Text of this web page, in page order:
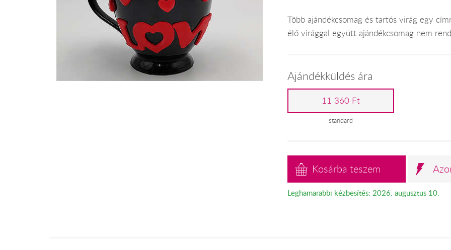
Több ajándékcsomag és tartós virág egy
élő virággal együtt ajándékcsomag nem
Ajándékküldés ára
11 360 Ft
standard
Kosárba teszem
Leghamarabbi kézbesítés: 2026. augusztus 10.